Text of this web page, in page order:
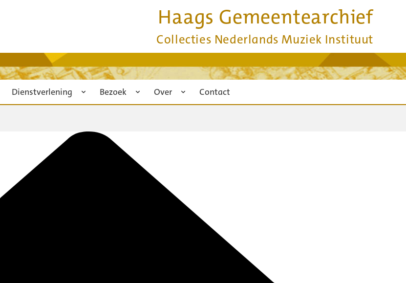
Haags Gemeentearchief
Collecties Nederlands Muziek Instituut
Dienstverlening Bezoek Over Contact